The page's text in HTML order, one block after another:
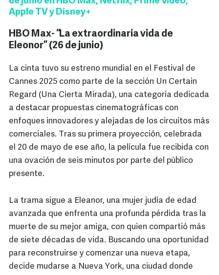
Apple TV y Disney+
HBO Max- “La extraordinaria vida de
Eleonor” (26 de junio)
La cinta tuvo su estreno mundial en el Festival de
Cannes 2025 como parte de la sección Un Certain
Regard (Una Cierta Mirada), una categoría dedicada
a destacar propuestas cinematográficas con
enfoques innovadores y alejadas de los circuitos más
comerciales. Tras su primera proyección, celebrada
el 20 de mayo de ese año, la película fue recibida con
una ovación de seis minutos por parte del público
presente.
La trama sigue a Eleanor, una mujer judía de edad
avanzada que enfrenta una profunda pérdida tras la
muerte de su mejor amiga, con quien compartió más
de siete décadas de vida. Buscando una oportunidad
para reconstruirse y comenzar una nueva etapa,
decide mudarse a Nueva York, una ciudad donde